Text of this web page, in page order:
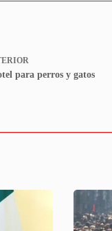
para perros y gatos